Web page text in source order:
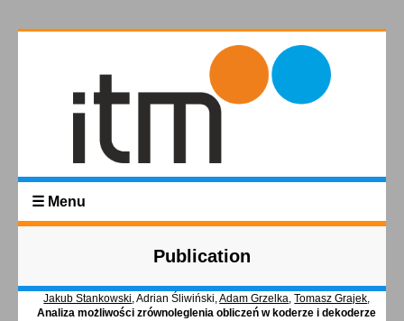
☰ Menu
Publication
Jakub Stankowski, Adrian Śliwiński,Adam Grzelka,Tomasz Grajek,
Analiza możliwości zrównoleglenia obliczeń w koderze i dekoderze